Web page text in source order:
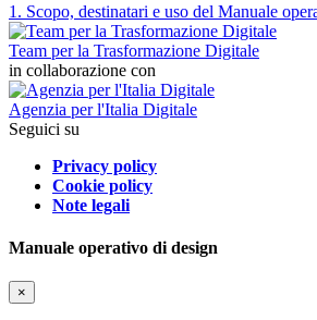
1. Scopo, destinatari e uso del Manuale
Team per la Trasformazione Digitale
in collaborazione con
Agenzia per l'Italia Digitale
Seguici su
Privacy policy
Cookie policy
Note legali
Manuale operativo di design
×